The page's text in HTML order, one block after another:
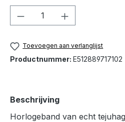
Toevoegen aan verlanglijst
Productnummer: E512889717102
Beschrijving
Horlogeband van echt